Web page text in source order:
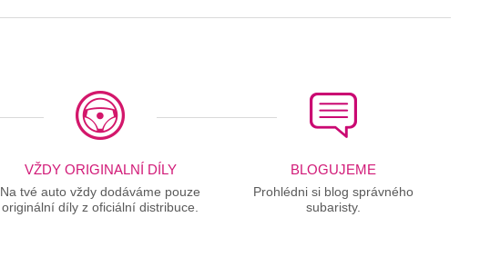
VŽDY ORIGINALNÍ DÍLY
Na tvé auto vždy dodáváme pouze
originální díly z oficiální distribuce.
BLOGUJEME
Prohlédni si blog správného
subaristy.